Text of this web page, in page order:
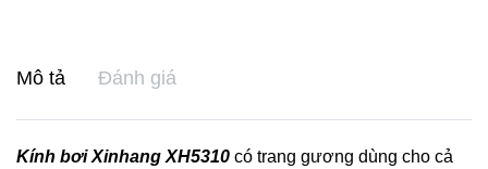
Mô tả Đánh giá
Kính bơi Xinhang XH5310 có trang gương dùng cho cả